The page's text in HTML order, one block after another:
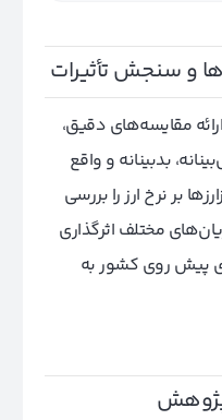
و سنجش تأثیرات
مقایسه‌های دقیق،
بدبینانه و واقع
بر نرخ ارز را بررسی
مختلف اثرگذاری
پیش روی کشور به